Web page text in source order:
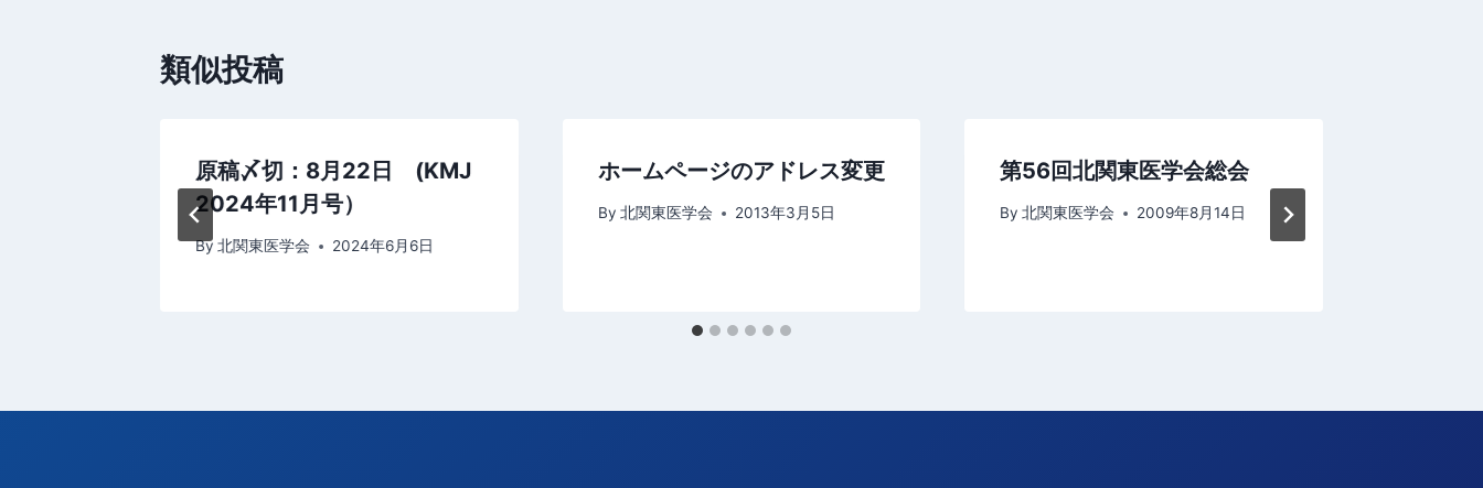
シ
ョ
ン
類似投稿
原稿〆切：8月22日 (KMJ
2024年11月号）
By 北関東医学会 2024年6月6日
ホームページのアドレス変更
By 北関東医学会 2013年3月5日
第56回北関東医学会総会
By 北関東医学会 2009年8月14日